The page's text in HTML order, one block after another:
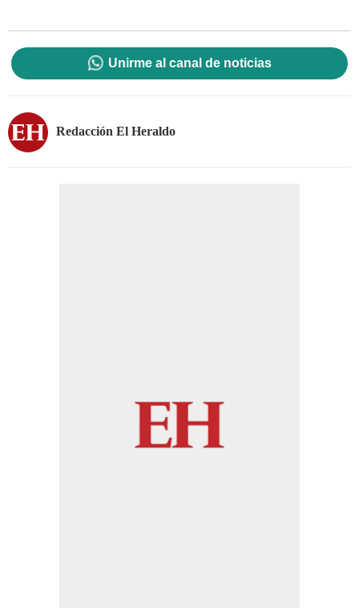
Unirme al canal de noticias
Redacción El Heraldo